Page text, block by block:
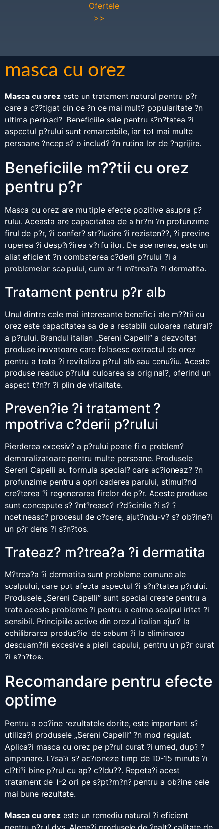
Ofertele
>>
masca cu orez
Masca cu orez este un tratament natural pentru p?r
care a c??tigat din ce ?n ce mai mult? popularitate ?n
ultima perioad?. Beneficiile sale pentru s?n?tatea ?i
aspectul p?rului sunt remarcabile, iar tot mai multe
persoane ?ncep s? o includ? ?n rutina lor de ?ngrijire.
Beneficiile m??tii cu orez
pentru p?r
Masca cu orez are multiple efecte pozitive asupra p?
rului. Aceasta are capacitatea de a hr?ni ?n profunzime
firul de p?r, ?i confer? str?lucire ?i rezisten??, ?i previne
ruperea ?i desp?r?irea v?rfurilor. De asemenea, este un
aliat eficient ?n combaterea c?derii p?rului ?i a
problemelor scalpului, cum ar fi m?trea?a ?i dermatita.
Tratament pentru p?r alb
Unul dintre cele mai interesante beneficii ale m??tii cu
orez este capacitatea sa de a restabili culoarea natural?
a p?rului. Brandul italian „Sereni Capelli” a dezvoltat
produse inovatoare care folosesc extractul de orez
pentru a trata ?i revitaliza p?rul alb sau cenu?iu. Aceste
produse readuc p?rului culoarea sa original?, oferind un
aspect t?n?r ?i plin de vitalitate.
Preven?ie ?i tratament ?
mpotriva c?derii p?rului
Pierderea excesiv? a p?rului poate fi o problem?
demoralizatoare pentru multe persoane. Produsele
Sereni Capelli au formula special? care ac?ioneaz? ?n
profunzime pentru a opri caderea parului, stimul?nd
cre?terea ?i regenerarea firelor de p?r. Aceste produse
sunt concepute s? ?nt?reasc? r?d?cinile ?i s? ?
ncetineasc? procesul de c?dere, ajut?ndu-v? s? ob?ine?i
un p?r dens ?i s?n?tos.
Trateaz? m?trea?a ?i dermatita
M?trea?a ?i dermatita sunt probleme comune ale
scalpului, care pot afecta aspectul ?i s?n?tatea p?rului.
Produsele „Sereni Capelli” sunt special create pentru a
trata aceste probleme ?i pentru a calma scalpul iritat ?i
sensibil. Principiile active din orezul italian ajut? la
echilibrarea produc?iei de sebum ?i la eliminarea
descuam?rii excesive a pielii capului, pentru un p?r curat
?i s?n?tos.
Recomandare pentru efecte
optime
Pentru a ob?ine rezultatele dorite, este important s?
utiliza?i produsele „Sereni Capelli” ?n mod regulat.
Aplica?i masca cu orez pe p?rul curat ?i umed, dup? ?
amponare. L?sa?i s? ac?ioneze timp de 10-15 minute ?i
cl?ti?i bine p?rul cu ap? c?ldu??. Repeta?i acest
tratament de 1-2 ori pe s?pt?m?n? pentru a ob?ine cele
mai bune rezultate.
Masca cu orez este un remediu natural ?i eficient